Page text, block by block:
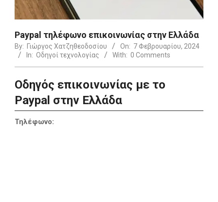
Paypal τηλέφωνο επικοινωνίας στην Ελλάδα
By: Γιώργος Χατζηθεοδοσίου On: 7 Φεβρουαρίου, 2024
In: Οδηγοί τεχνολογίας With: 0 Comments
Οδηγός επικοινωνίας με το
Paypal στην Ελλάδα
Τηλέφωνο: